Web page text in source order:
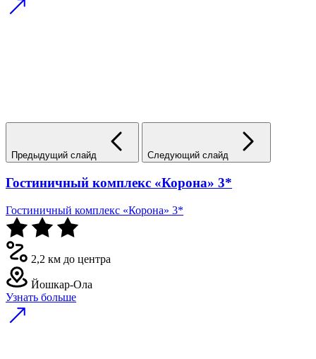
Предыдущий слайд Следующий слайд
Гостиничный комплекс «Корона» 3*
Гостиничный комплекс «Корона» 3*
2,2 км до центра
Йошкар-Ола
Узнать больше